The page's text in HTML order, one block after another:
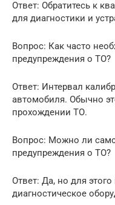
Ответ: Обратитесь к
для диагностики и
Вопрос: Как часто
предупреждения о ТО?
Ответ: Интервал
автомобиля. Обычно
прохождении ТО.
Вопрос: Можно ли
предупреждения о ТО?
Ответ: Да, но для
диагностическое